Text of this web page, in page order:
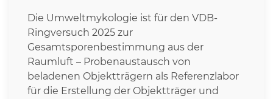
Die Umweltmykologie ist für den VDB-
Ringversuch 2025 zur
Gesamtsporenbestimmung aus der
Raumluft – Probenaustausch von
beladenen Objektträgern als Referenzlabor
für die Erstellung der Objektträger und